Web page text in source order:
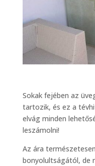
Sokak fejében az
tartozik, és ez a
elvág minden
leszámolni!
Az ára
bonyolultságától, de